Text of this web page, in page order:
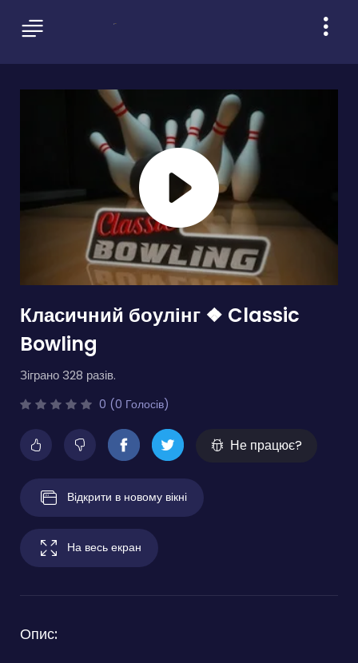
Класичний боулінг ❖ Classic
Bowling
Зіграно 328 разів.
0 (0 Голосів)
Не працює?
Відкрити в новому вікні
На весь екран
Опис: